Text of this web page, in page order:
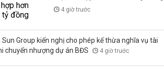
4 giờ trước
Sun Group kiến nghị cho phép kế thừa nghĩa vụ tài
chuyển nhượng dự án BĐS
4 giờ trước